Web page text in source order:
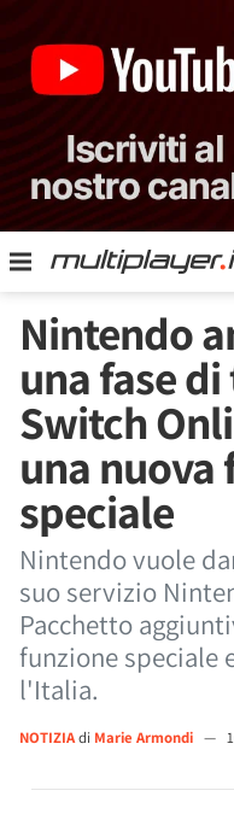
Nintendo
una fase
Switch
una nuova
speciale
Nintendo vuole
suo servizio
Pacchetto
funzione speciale
l'Italia.
NOTIZIAdi Marie Armondi —